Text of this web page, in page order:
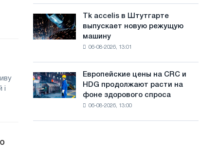
і
Великой
Отечественной
войны
несмотря
на
роста
цен
Tk
accelis
в
режущую
машину
Tk accelis в Штутгарте
выпускает новую режущую
машину
06-08-2026, 13:01
Европейские
цены
на
Европейские цены на CRC и
HDG продолжают расти на
фоне здорового спроса
06-08-2026, 13:00